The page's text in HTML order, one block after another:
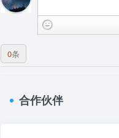
0条
合作伙伴